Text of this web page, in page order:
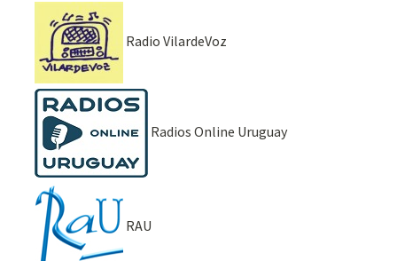
Radio VilardeVoz
Radios Online Uruguay
RAU